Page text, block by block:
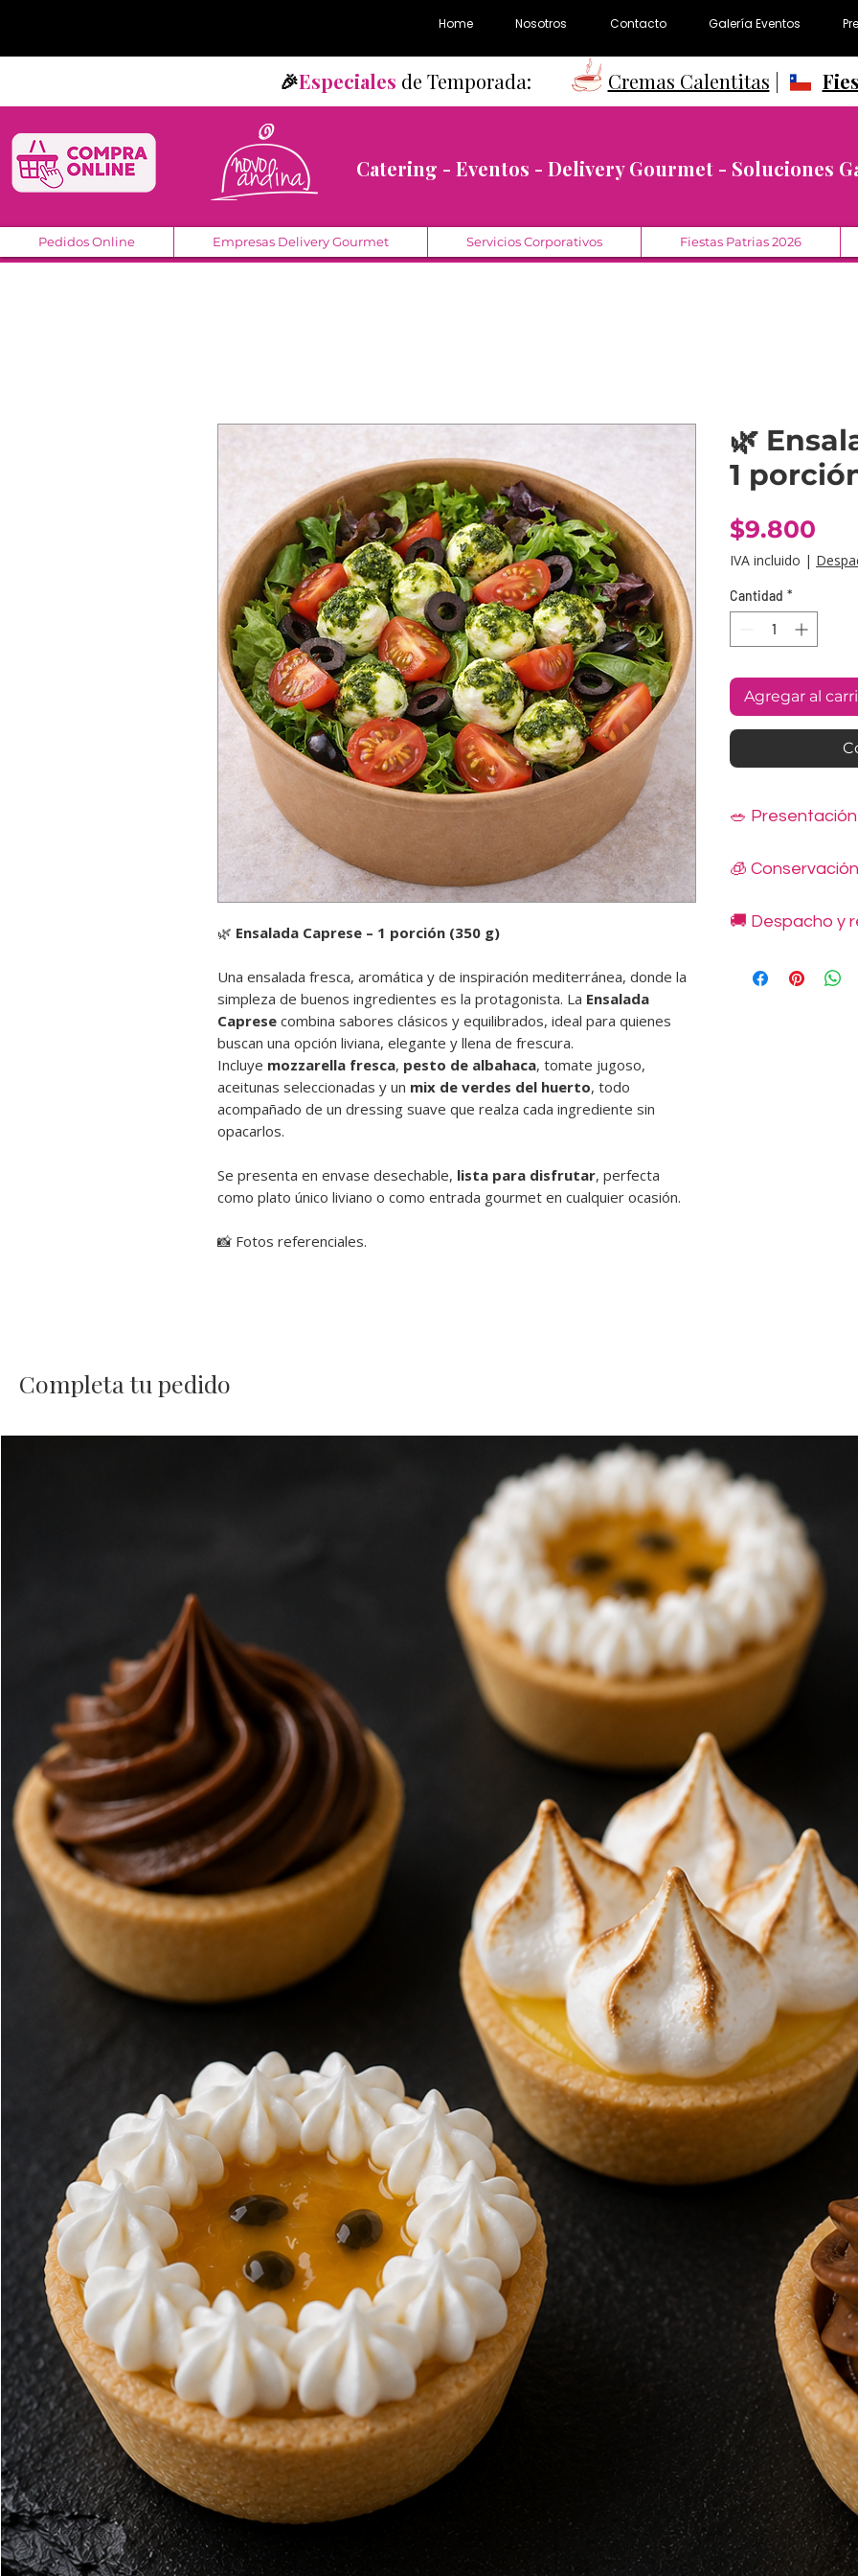
Home Nosotros Contacto Galería Eventos
🎉Especiales de Temporada: Cremas Calentitas
Catering - Eventos - Delivery Gourmet - Soluciones
Pedidos Online Empresas Delivery Gourmet Servicios Corporativos Fiestas Patrias 2026
🌿 Ensalada Caprese – 1 porción (350 g)
Una ensalada fresca, aromática y de inspiración mediterránea, donde la
simpleza de buenos ingredientes es la protagonista. La Ensalada
Caprese combina sabores clásicos y equilibrados, ideal para quienes
buscan una opción liviana, elegante y llena de frescura.
Incluye mozzarella fresca, pesto de albahaca, tomate jugoso,
aceitunas seleccionadas y un mix de verdes del huerto, todo
acompañado de un dressing suave que realza cada ingrediente sin
opacarlos.
Se presenta en envase desechable, lista para disfrutar, perfecta
como plato único liviano o como entrada gourmet en cualquier ocasión.
📸 Fotos referenciales.
🌿
1
$9.800
IVA incluido |
Cantidad *
Agregar al
🥗
Listos para
Incluyen dressing
servilleta y sal.
🧊 Conservación
Mantener
🚚 Despacho y
Despachos
Completa tu pedido